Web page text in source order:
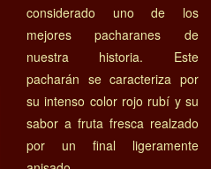
considerado uno de los
mejores pacharanes de
nuestra historia. Este
pacharán se caracteriza por
su intenso color rojo rubí y su
sabor a fruta fresca realzado
por un final ligeramente